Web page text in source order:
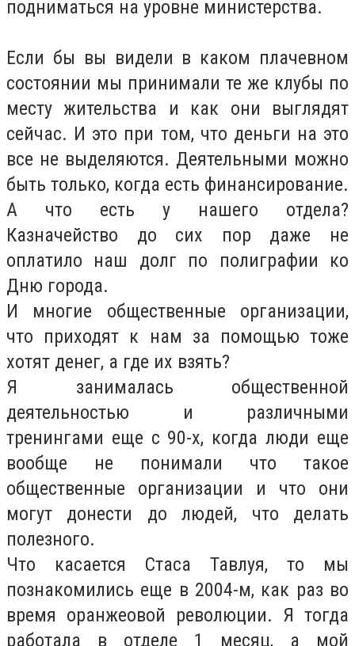
подниматься на уровне министерства.
Если бы вы видели в каком плачевном
состоянии мы принимали те же клубы по
месту жительства и как они выглядят
сейчас. И это при том, что деньги на это
все не выделяются. Деятельными можно
быть только, когда есть финансирование.
А что есть у нашего отдела?
Казначейство до сих пор даже не
оплатило наш долг по полиграфии ко
Дню города.
И многие общественные организации,
что приходят к нам за помощью тоже
хотят денег, а где их взять?
Я занималась общественной
деятельностью и различными
тренингами еще с 90-х, когда люди еще
вообще не понимали что такое
общественные организации и что они
могут донести до людей, что делать
полезного.
Что касается Стаса Тавлуя, то мы
познакомились еще в 2004-м, как раз во
время оранжеовой революции. Я тогда
работала в отделе 1 месяц, а мой